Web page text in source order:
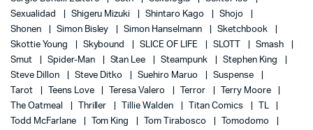
Sexualidad
Shigeru Mizuki Shintaro Kago
Shojo
Shonen
Simon Bisley Simon Hanselmann
Sketchbook
Skottie Young
Skybound SLICE OF LIFE SLOTT
Smash
Smut
Spider-Man Stan Lee Steampunk
Stephen King
Steve Dillon
Steve Ditko Suehiro Maruo
Suspense
Tarot
Teens Love Teresa Valero Terror
Terry Moore
The Oatmeal
Thriller Tillie Walden Titan Comics
Todd McFarlane
Tom King Tom Tirabosco
Tomodomo